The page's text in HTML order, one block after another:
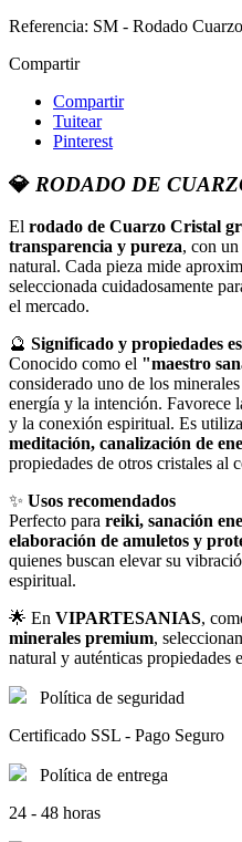
Referencia: SM - Rodado
Compartir
Compartir
Tuitear
Pinterest
💎 RODADO DE
El rodado de Cuarzo Cristal
transparencia y pureza, con
natural. Cada pieza mide
seleccionada cuidadosamente
el mercado.
🔮 Significado y propiedades
Conocido como el "maestro
considerado uno de los
energía y la intención. Favorece
y la conexión espiritual. Es
meditación, canalización de
propiedades de otros cristales al
✨ Usos recomendados
Perfecto para reiki, sanación
elaboración de amuletos y
quienes buscan elevar su
espiritual.
🌟 En VIPARTESANIAS,
minerales premium,
natural y auténticas propiedades
Política de seguridad
Certificado SSL - Pago Seguro
Política de entrega
24 - 48 horas